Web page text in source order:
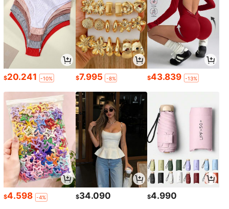
$20.241 -10% $7.995 -8% $43.839 -13%
$4.598 -4% $34.090 $4.990